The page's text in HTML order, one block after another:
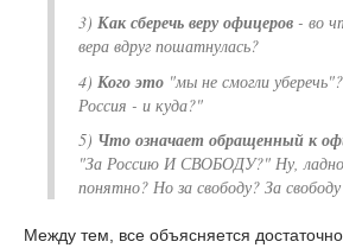
3) Как сберечь веру офицеров - во
вера вдруг пошатнулась?
4) Кого это "мы не смогли
Россия - и куда?"
5) Что означает обращенный к
"За Россию И СВОБОДУ?" Ну,
понятно? Но за свободу? За
Между тем, все объясняется